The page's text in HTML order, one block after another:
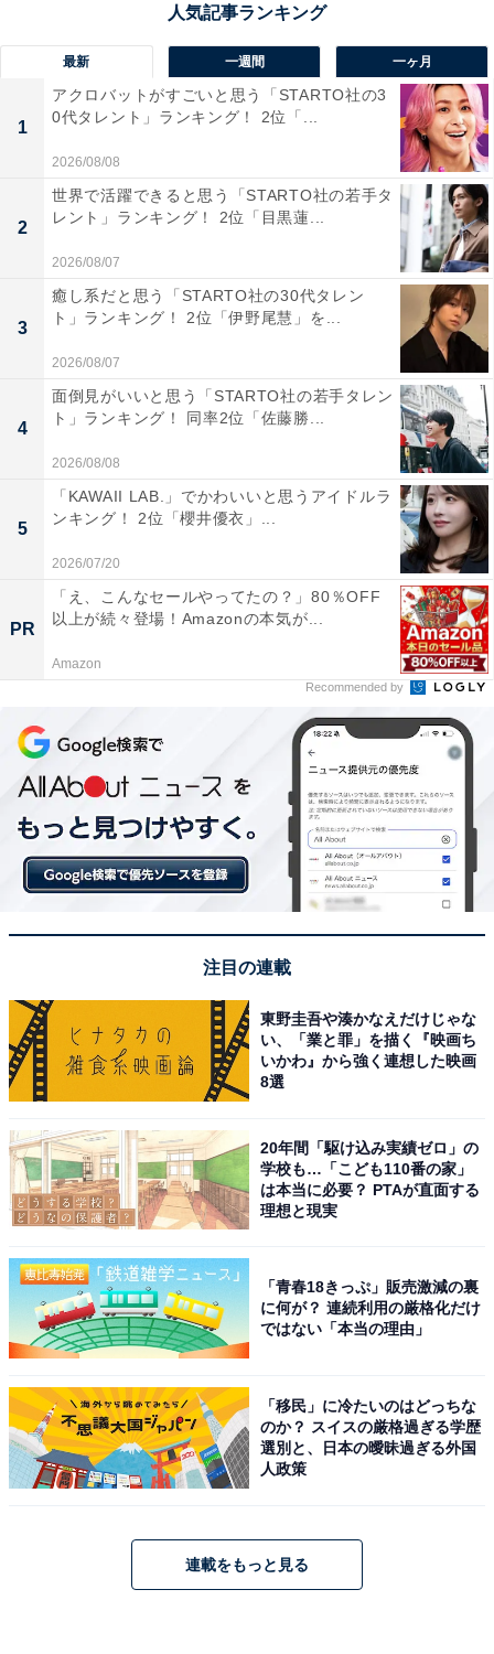
を混雑なくゆっくり眺められるのが良いです」（30代女
性／東京都）、「切り立った断崖が連なる大迫力の景観
が特徴で、自然のスケールを全身で感じられる場所とし
て魅力が大きいからです」（20代女性／大阪府）、「断
崖には行ったことがなく興味がある」（20代男性／兵庫
県）といった声が集まりました。
1位：龍泉洞／101票
岩手県岩泉町にある龍泉洞は、日本三大鍾乳洞の1つに
数えられ、洞内に棲むコウモリと共に国の天然記念物に
指定されています。総延長は知られている部分だけで
4088m、未調査の部分を含めると5000m以上と推定され
る巨大な洞窟です。洞内にある地底湖は特に有名で、透
明度の高い水が青く輝く様子は「ドラゴンブルー」と呼
ばれ、幻想的な美しさ。長期休みに非日常的な地底の秘
境を体験したいという層から圧倒的な支持を集め、1位
となりました。
回答者からは「パワースポットで有名な事と鍾乳石を見
ってロマンあって、静けさに包まれてみたいと思った」
（30代女性／群馬県）、「日本有数の透明度を誇る地底
湖があると知り、神秘的な空間を一度体験してみたいと
じ、実際に歩いて見学してみたいと感じたため」（30代
女性／秋田県）といった声が集まりました。
次ページ 9位までのランキング結果を見る
最新 一週間 一ヶ月
1
アクロバットがすごいと思う「STARTO社の3
0代タレント」ランキング！ 2位「...
2026/08/08
2
世界で活躍できると思う「STARTO社の若手タ
レント」ランキング！ 2位「目黒蓮...
2026/08/07
3
癒し系だと思う「STARTO社の30代タレン
ト」ランキング！ 2位「伊野尾慧」を...
2026/08/07
4
面倒見がいいと思う「STARTO社の若手タレン
ト」ランキング！ 同率2位「佐藤勝...
2026/08/08
5
「KAWAII LAB.」でかわいいと思うアイドルラ
ンキング！ 2位「櫻井優衣」...
2026/07/20
PR
「え、こんなセールやってたの？」80％OFF
以上が続々登場！Amazonの本気が...
Amazon
Recommended by
注目の連載
東野圭吾や湊かなえだけじゃな
い、「業と罪」を描く『映画ち
いかわ』から強く連想した映画
8選
20年間「駆け込み実績ゼロ」の
学校も…「こども110番の家」
は本当に必要？ PTAが直面する
理想と現実
「青春18きっぷ」販売激減の裏
に何が？ 連続利用の厳格化だけ
ではない「本当の理由」
「移民」に冷たいのはどっちな
のか？ スイスの厳格過ぎる学歴
選別と、日本の曖昧過ぎる外国
人政策
連載をもっと見る